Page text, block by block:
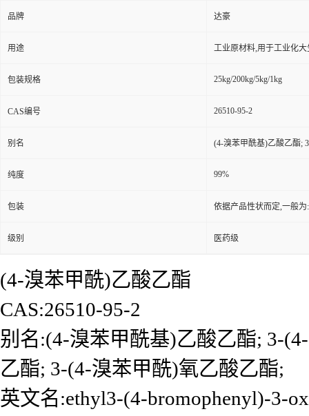
品牌 达豪
用途 工业原材料,用于工业化大
包装规格 25kg/200kg/5kg/1kg
CAS编号 26510-95-2
别名 (4-溴苯甲酰基)乙酸乙酯;
纯度 99%
包装 依据产品性状而定,一般
级别 医药级
(4-溴苯甲酰)乙酸乙酯
CAS:26510-95-2
别名:(4-溴苯甲酰基)乙酸乙酯; 3-
乙酯; 3-(4-溴苯甲酰)氧乙酸乙酯;
英文名:ethyl3-(4-bromophenyl)-3-